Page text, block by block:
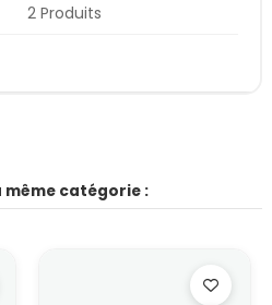
2 Produits
même catégorie :